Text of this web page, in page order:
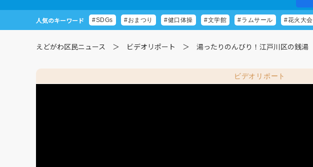
人気のキーワード #SDGs #おまつり #健口体操 #文学館 #ラムサール #花火大会
えどがわ区民ニュース ビデオリポート 湯ったりのんびり！江戸川区の銭湯
ビデオリポート